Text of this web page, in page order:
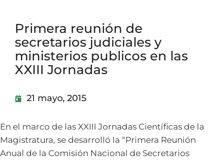
Primera reunión de
secretarios judiciales y
ministerios publicos en las
XXIII Jornadas
21 mayo, 2015
En el marco de las XXIII Jornadas Científicas de la
Magistratura, se desarrolló la “Primera Reunión
Anual de la Comisión Nacional de Secretarios